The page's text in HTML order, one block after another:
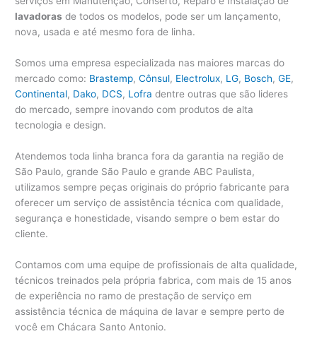
lavadoras de todos os modelos, pode ser um lançamento,
nova, usada e até mesmo fora de linha.
Somos uma empresa especializada nas maiores marcas do
mercado como: Brastemp,Cônsul, Electrolux, LG, Bosch,GE,
Continental, Dako, DCS, Lofra dentre outras que são lideres
do mercado, sempre inovando com produtos de alta
tecnologia e design.
Atendemos toda linha branca fora da garantia na região de
São Paulo, grande São Paulo e grande ABC Paulista,
utilizamos sempre peças originais do próprio fabricante para
oferecer um serviço de assistência técnica com qualidade,
segurança e honestidade, visando sempre o bem estar do
cliente.
Contamos com uma equipe de profissionais de alta qualidade,
técnicos treinados pela própria fabrica, com mais de 15 anos
de experiência no ramo de prestação de serviço em
assistência técnica de máquina de lavar e sempre perto de
você em Chácara Santo Antonio.